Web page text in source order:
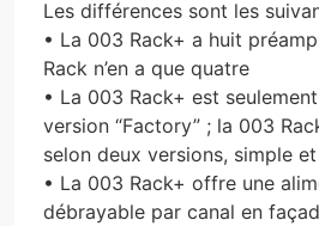
Les différences sont les
• La 003 Rack+ a huit
Rack n’en a que quatre
• La 003 Rack+ est
version “Factory” ; la 003
selon deux versions, simple
• La 003 Rack+ offre une
débrayable par canal en